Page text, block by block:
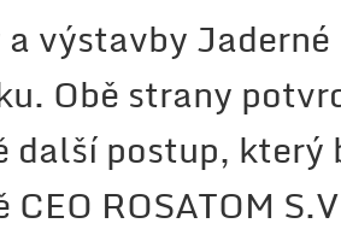
výstavby
Obě strany
další postup,
CEO ROSATOM